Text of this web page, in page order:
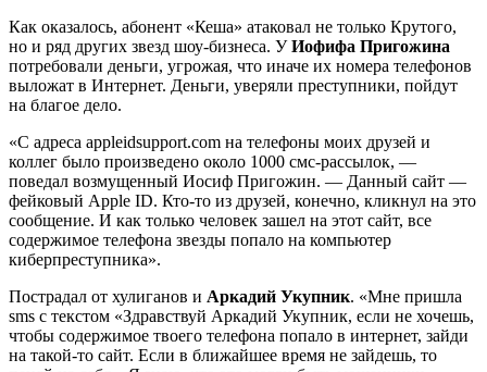
Как оказалось, абонент «Кеша» атаковал не только Крутого,
но и ряд других звезд шоу-бизнеса. УИофифа Пригожина
потребовали деньги, угрожая, что иначе их номера телефонов
выложат в Интернет. Деньги, уверяли преступники, пойдут
на благое дело.
«C адреса appleidsupport.com на телефоны моих друзей и
коллег было произведено около 1000 смс-рассылок, —
поведал возмущенный Иосиф Пригожин. — Данный сайт —
фейковый Apple ID. Кто-то из друзей, конечно, кликнул на это
сообщение. И как только человек зашел на этот сайт, все
содержимое телефона звезды попало на компьютер
киберпреступника».
Пострадал от хулиганов и Аркадий Укупник. «Мне пришла
sms с текстом «Здравствуй Аркадий Укупник, если не хочешь,
чтобы содержимое твоего телефона попало в интернет, зайди
на такой-то сайт. Если в ближайшее время не зайдешь, то